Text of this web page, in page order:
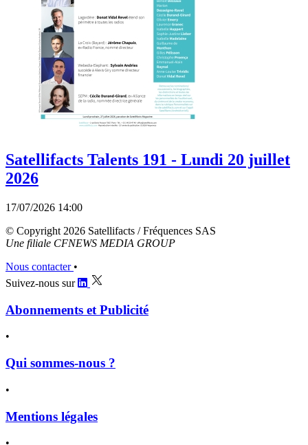
Satellifacts Talents 191 - Lundi 20 juillet
2026
17/07/2026 14:00
© Copyright 2026 Satellifacts / Fréquences SAS
Une filiale CFNEWS MEDIA GROUP
Nous contacter •
Suivez-nous sur
Abonnements et Publicité
•
Qui sommes-nous ?
•
Mentions légales